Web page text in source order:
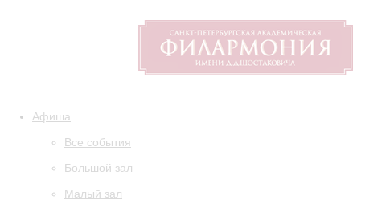
Афиша
Все события
Большой зал
Малый зал